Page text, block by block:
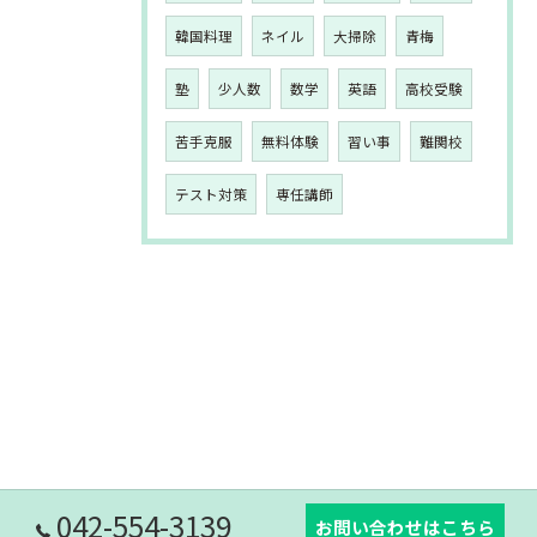
韓国料理 ネイル 大掃除 青梅
塾 少人数 数学 英語 高校受験
苦手克服 無料体験 習い事 難関校
テスト対策 専任講師
042-554-3139 お問い合わせはこちら